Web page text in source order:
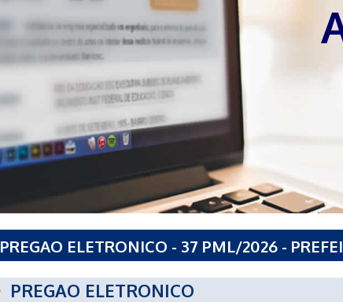
PREGAO ELETRONICO - 37 PML/2026 -
PREGAO ELETRONICO